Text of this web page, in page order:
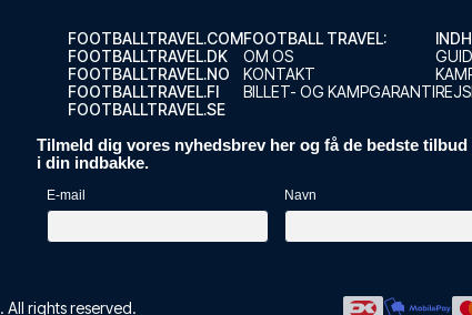
FOOTBALLTRAVEL.COM
FOOTBALLTRAVEL.DK
FOOTBALLTRAVEL.NO
FOOTBALLTRAVEL.FI
FOOTBALLTRAVEL.SE
FOOTBALL TRAVEL:
OM OS
KONTAKT
BILLET- OG KAMPGARANTI
Tilmeld dig vores nyhedsbrev her og få de bedste
i din indbakke.
E-mail Navn
. All rights reserved.